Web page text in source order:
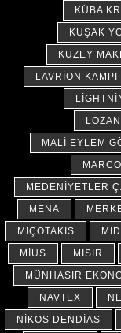
KÜBA
KUŞAK
KUZEY
LAVRION KAMPI
MALI EYLEM
MEDENIYETLER
MENA
MIÇOTAKIS
MİUS
MISIR
MÜNHASIR
NAVTEX
NIKOS DENDIAS